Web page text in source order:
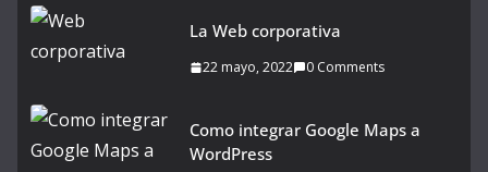
La Web corporativa
22 mayo, 2022 0 Comments
Como integrar Google Maps a
WordPress